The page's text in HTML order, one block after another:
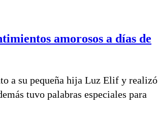
amorosos a días de
a su pequeña hija Luz Elif y realizó
tuvo palabras especiales para